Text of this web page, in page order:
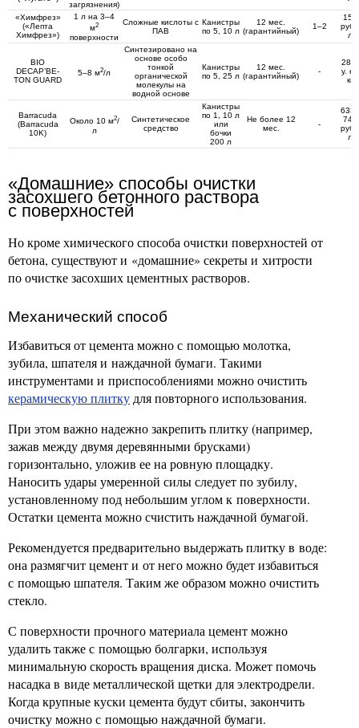
загрязнения)
«Химфрез»
(«Лепта
Химфрез»)
1 л на 3–4
м2
поверхности
Сложные кислоты с
ПАВ
Канистры
по 5, 10 л
12 мес.
(гарантийный)
1–2
150
руб./
л
BIO
DECAP’BE-
TON GUARD
5–8 м2/л
Синтезировано на
основе особо
тонкой
органической
молекулы на
водной основе
Канистры
по 5, 25 л
12 мес.
(гарантийный)
-
28,8
у. е./
кг
Barracuda
(Barracuda
10K)
Около 10 м2/
л
Синтетическое
средство
Канистры
по 1, 10 л
или
бочки
200 л
Не более 12
мес.
-
633–
740
руб./
л
«Домашние» способы очистки
засохшего бетонного раствора
с поверхностей
Но кроме химического способа очистки поверхностей от
бетона, существуют и «домашние» секреты и хитрости
по очистке засохших цементных растворов.
Механический способ
Избавиться от цемента можно с помощью молотка,
зубила, шпателя и наждачной бумаги. Такими
инструментами и приспособлениями можно очистить
керамическую плитку для повторного использования.
При этом важно надежно закрепить плитку (например,
зажав между двумя деревянными брусками)
горизонтально, уложив ее на ровную площадку.
Наносить удары умеренной силы следует по зубилу,
установленному под небольшим углом к поверхности.
Остатки цемента можно счистить наждачной бумагой.
Рекомендуется предварительно выдержать плитку в воде:
она размягчит цемент и от него можно будет избавиться
с помощью шпателя. Таким же образом можно очистить
стекло.
С поверхности прочного материала цемент можно
удалить также с помощью болгарки, используя
минимальную скорость вращения диска. Может помочь
насадка в виде металлической щетки для электродрели.
Когда крупные куски цемента будут сбиты, закончить
очистку можно с помощью наждачной бумаги.